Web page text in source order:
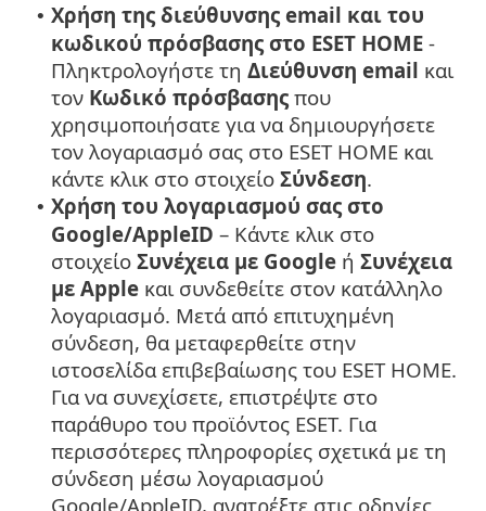
• Χρήση της διεύθυνσης email και του
κωδικού πρόσβασης στο ESET HOME -
Πληκτρολογήστε τη Διεύθυνση email και
τον Κωδικό πρόσβασης που
χρησιμοποιήσατε για να δημιουργήσετε
τον λογαριασμό σας στο ESET HOME και
κάντε κλικ στο στοιχείο Σύνδεση.
• Χρήση του λογαριασμού σας στο
Google/AppleID – Κάντε κλικ στο
στοιχείο Συνέχεια με Google ή Συνέχεια
με Apple και συνδεθείτε στον κατάλληλο
λογαριασμό. Μετά από επιτυχημένη
σύνδεση, θα μεταφερθείτε στην
ιστοσελίδα επιβεβαίωσης του ESET HOME.
Για να συνεχίσετε, επιστρέψτε στο
παράθυρο του προϊόντος ESET. Για
περισσότερες πληροφορίες σχετικά με τη
σύνδεση μέσω λογαριασμού
Google/AppleID, ανατρέξτε στις οδηγίες